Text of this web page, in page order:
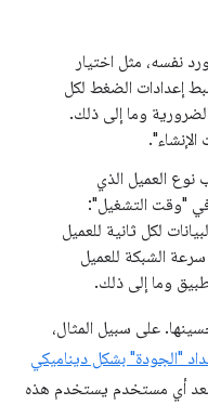
نفسه، مثل اختيار
إعدادات الضغط لكل
الضرورية وما إلى ذلك.
العميل الذي
"وقت التشغيل":
لكل ثانية للعميل
الشبكة للعميل
وما إلى ذلك.
على سبيل المثال،
"الجودة" بشكل ديناميكي
أي مستخدم يستخدم هذه